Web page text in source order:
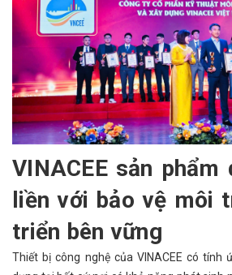
VINACEE sản phẩm
liền với bảo vệ môi
triển bên vững
Thiết bị công nghệ của VINACEE có tính